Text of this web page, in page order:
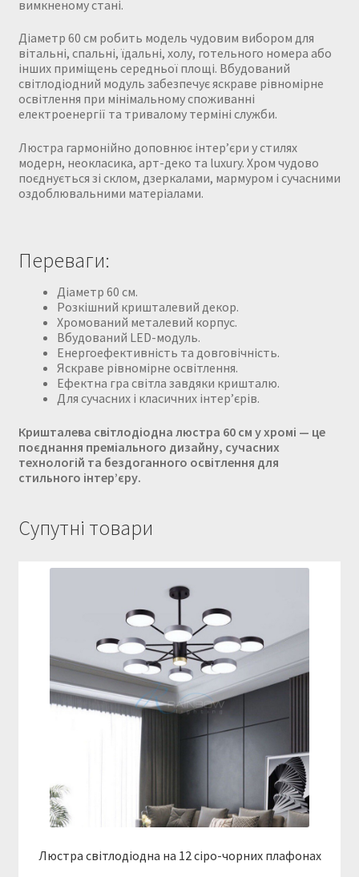
вимкненому стані.
Діаметр 60 см робить модель чудовим вибором для
вітальні, спальні, їдальні, холу, готельного номера або
інших приміщень середньої площі. Вбудований
світлодіодний модуль забезпечує яскраве рівномірне
освітлення при мінімальному споживанні
електроенергії та тривалому терміні служби.
Люстра гармонійно доповнює інтер’єри у стилях
модерн, неокласика, арт-деко та luxury. Хром чудово
поєднується зі склом, дзеркалами, мармуром і сучасними
оздоблювальними матеріалами.
Переваги:
Діаметр 60 см.
Розкішний кришталевий декор.
Хромований металевий корпус.
Вбудований LED-модуль.
Енергоефективність та довговічність.
Яскраве рівномірне освітлення.
Ефектна гра світла завдяки кришталю.
Для сучасних і класичних інтер’єрів.
Кришталева світлодіодна люстра 60 см у хромі — це
поєднання преміального дизайну, сучасних
технологій та бездоганного освітлення для
стильного інтер’єру.
Супутні товари
Люстра світлодіодна на 12 сіро-чорних плафонах